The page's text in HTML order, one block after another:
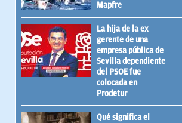
Mapfre
La hija de la ex
gerente de una
empresa pública de
Sevilla dependiente
del PSOE fue
colocada en
Prodetur
Qué significa el